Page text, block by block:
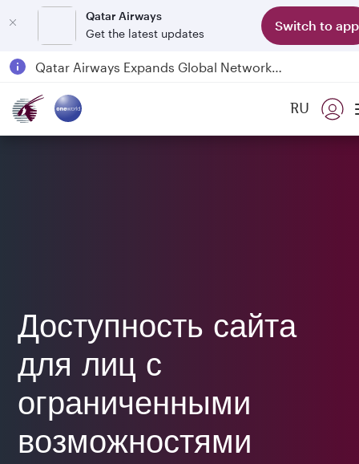
Qatar Airways
Get the latest updates
Switch to app
Qatar Airways Expands Global Network to over 160 Destinations
30 July 2026: Temporary passenger flight suspension to Bahrain (BAH), Erbil (EBL), and Kuwait (KWI)
RU
Доступность сайта
для лиц с
ограниченными
возможностями